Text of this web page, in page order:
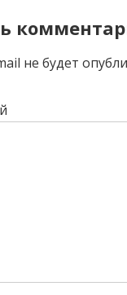
не будет